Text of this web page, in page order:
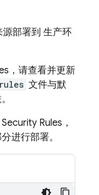
源部署到 生产环
，请查看并更新
文件与默
Security Rules ，
进行部署。